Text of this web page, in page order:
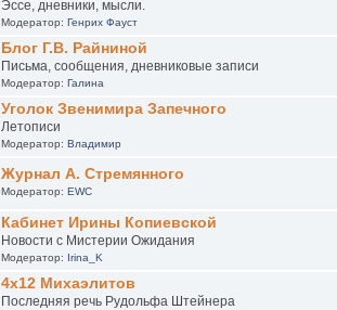
Эссе, дневники, мысли.
Модератор: Генрих Фауст
Блог Г.В. Райниной
Письма, сообщения, дневниковые записи
Модератор: Галина
Уголок Звенимира Запечного
Летописи
Модератор: Владимир
Журнал А. Стремянного
Модератор: EWC
Кабинет Ирины Копиевской
Новости с Мистерии Ожидания
Модератор: Irina_K
4х12 Михаэлитов
Последняя речь Рудольфа Штейнера